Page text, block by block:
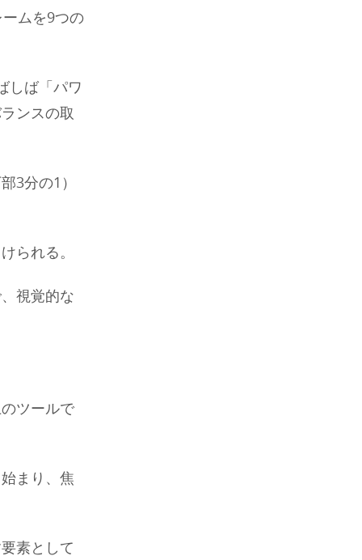
ムを9つの
しば「パワ
ンスの取
3分の1）
られる。
視覚的な
ツールで
まり、焦
素として